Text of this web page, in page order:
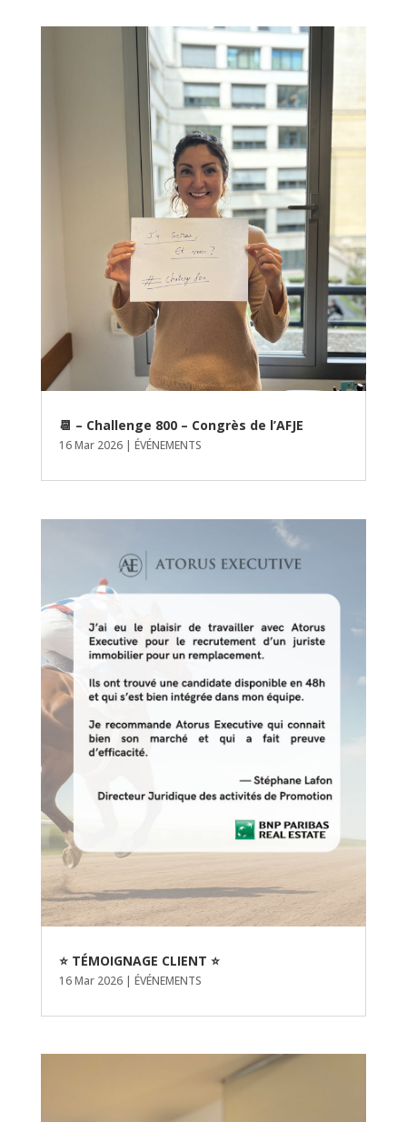
📆 – Challenge 800 – Congrès de l’AFJE
16 Mar 2026| ÉVÉNEMENTS
⭐ TÉMOIGNAGE CLIENT ⭐
16 Mar 2026| ÉVÉNEMENTS